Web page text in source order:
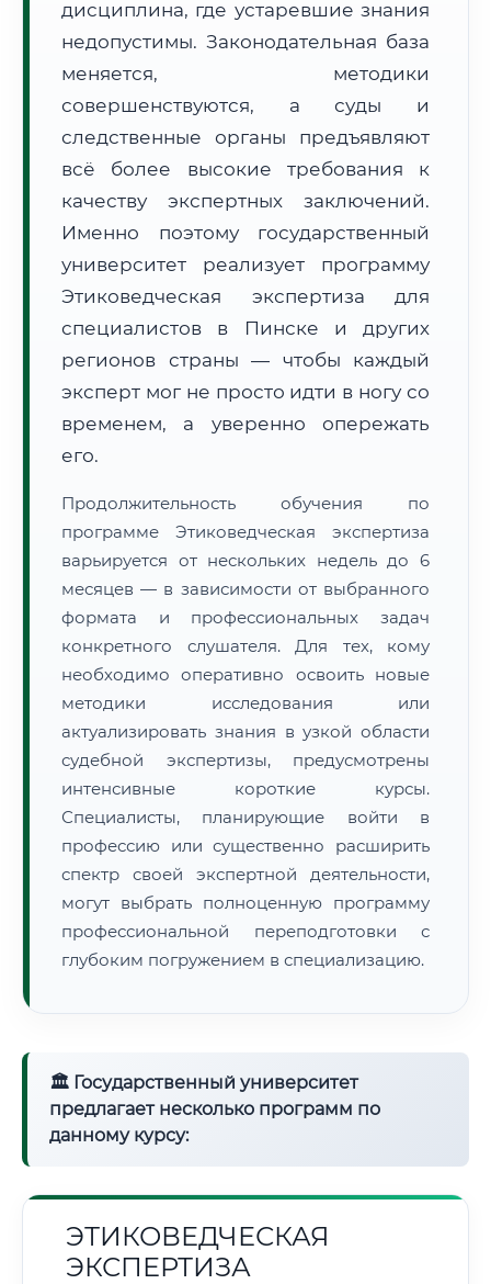
Формат учебы:
Дистанционно
🗺️ Зона обслуживания: г. Пинск
• Маршрут транзита: ~3 663 км
📜 Документы и аккредитация ФИС ФРДО
Нажмите на документ для увеличения и просмотра
дисциплина, где устаревшие знания
недопустимы. Законодательная база
меняется, методики
совершенствуются, а суды и
следственные органы предъявляют
всё более высокие требования к
качеству экспертных заключений.
Именно поэтому государственный
университет реализует программу
Этиковедческая экспертиза для
специалистов в Пинске и других
регионов страны — чтобы каждый
эксперт мог не просто идти в ногу со
временем, а уверенно опережать
его.
Продолжительность обучения по
программе Этиковедческая экспертиза
варьируется от нескольких недель до 6
месяцев — в зависимости от выбранного
формата и профессиональных задач
конкретного слушателя. Для тех, кому
необходимо оперативно освоить новые
методики исследования или
актуализировать знания в узкой области
судебной экспертизы, предусмотрены
интенсивные короткие курсы.
Специалисты, планирующие войти в
профессию или существенно расширить
спектр своей экспертной деятельности,
могут выбрать полноценную программу
профессиональной переподготовки с
глубоким погружением в специализацию.
🏛 Государственный университет
предлагает несколько программ по
данному курсу:
ЭТИКОВЕДЧЕСКАЯ
ЭКСПЕРТИЗА